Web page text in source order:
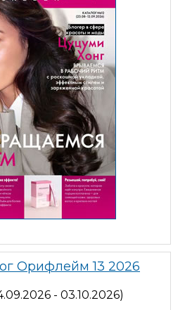
Орифлейм 13 2026
- 03.10.2026)